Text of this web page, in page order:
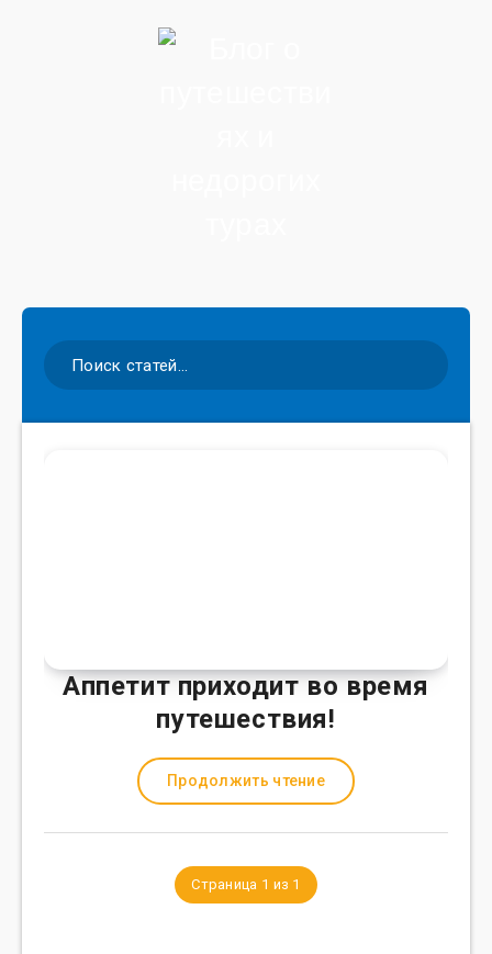
Аппетит приходит во время
путешествия!
Продолжить чтение
Страница 1 из 1